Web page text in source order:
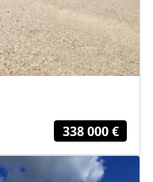
338 000 €